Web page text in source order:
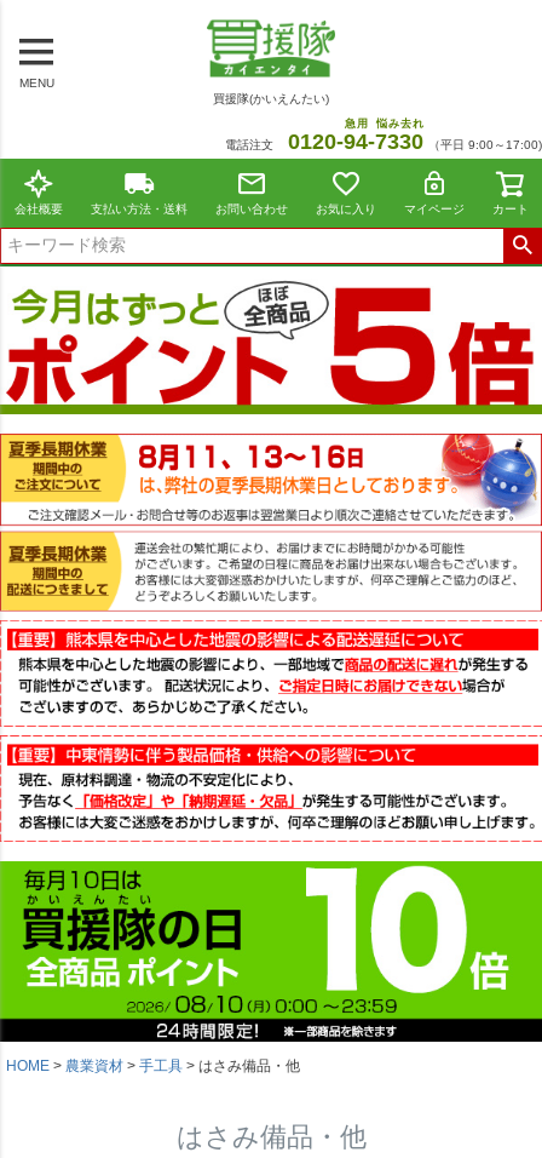
MENU
買援隊(かいえんたい)
電話注文 0120-94
急用
-7330
悩み去れ
（平日 9:00～17:00)
会社概要 支払い方法・送料 お問い合わせ お気に入り マイページ カート
HOME 農業資材 手工具 はさみ備品・他
はさみ備品・他